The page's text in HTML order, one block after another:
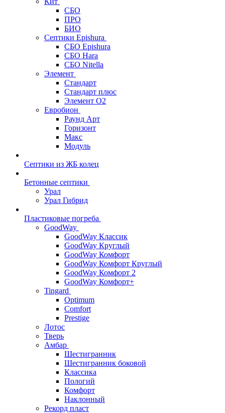
СБО
ПРО
БИО
Септики Epishura
СБО Epishura
СБО Hara
СБО Nitella
Элемент
Стандарт
Стандарт плюс
Элемент О2
Евробион
Раунд Арт
Горизонт
Макс
Модуль
Септики из ЖБ колец
Бетонные септики
Урал
Урал Гибрид
Пластиковые погреба
GoodWay
GoodWay Классик
GoodWay Круглый
GoodWay Комфорт
GoodWay Комфорт Круглый
GoodWay Комфорт 2
GoodWay Комфорт+
Tingard
Optimum
Comfort
Prestige
Лотос
Тверь
Амбар
Шестигранник
Шестигранник боковой
Классика
Пологий
Комфорт
Наклонный
Рекорд пласт